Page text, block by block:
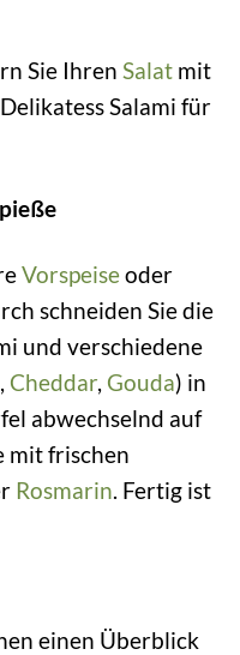
Sie Ihren Salatmit
Salami für
Vorspeiseoder
schneiden Sie die
und verschiedene
, Cheddar, Gouda) in
abwechselnd auf
mit frischen
Rosmarin. Fertig ist
einen Überblick